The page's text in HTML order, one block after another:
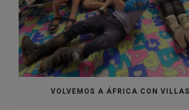
VOLVEMOS A ÁFRICA CON